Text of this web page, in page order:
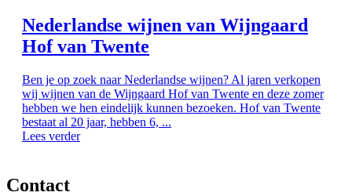
Nederlandse wijnen van Wijngaard
Hof van Twente
Ben je op zoek naar Nederlandse wijnen? Al jaren verkopen
wij wijnen van de Wijngaard Hof van Twente en deze zomer
hebben we hen eindelijk kunnen bezoeken. Hof van Twente
bestaat al 20 jaar, hebben 6, ...
Lees verder
Contact